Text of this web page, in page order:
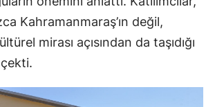
Kahramanmaraş’ın değil,
mirası açısından da taşıdığı